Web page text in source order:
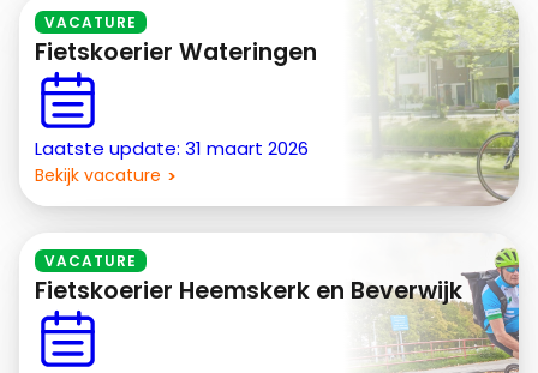
VACATURE
Fietskoerier Wateringen
Laatste update: 31 maart 2026
Bekijk vacature
VACATURE
Fietskoerier Heemskerk en Beverwijk